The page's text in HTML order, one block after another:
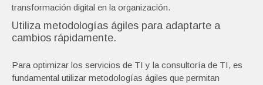
transformación digital en la organización.
Utiliza metodologías ágiles para adaptarte a
cambios rápidamente.
Para optimizar los servicios de TI y la consultoría de TI, es
fundamental utilizar metodologías ágiles que permitan